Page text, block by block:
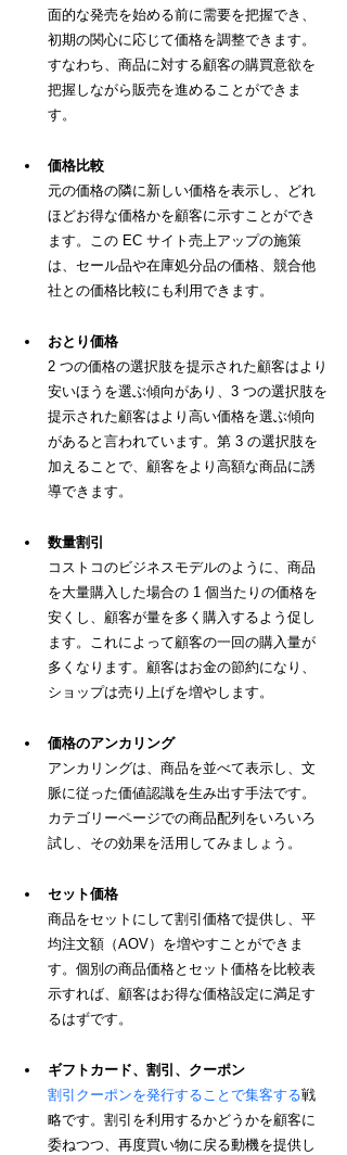
面的な発売を始める前に需要を把握でき、
初期の関心に応じて価格を調整できます。
すなわち、商品に対する顧客の購買意欲を
把握しながら販売を進めることができま
す。
価格比較
元の価格の隣に新しい価格を表示し、どれ
ほどお得な価格かを顧客に示すことができ
ます。この EC サイト売上アップの施策
は、セール品や在庫処分品の価格、競合他
社との価格比較にも利用できます。
おとり価格
2 つの価格の選択肢を提示された顧客はより
安いほうを選ぶ傾向があり、3 つの選択肢を
提示された顧客はより高い価格を選ぶ傾向
があると言われています。第 3 の選択肢を
加えることで、顧客をより高額な商品に誘
導できます。
数量割引
コストコのビジネスモデルのように、商品
を大量購入した場合の 1 個当たりの価格を
安くし、顧客が量を多く購入するよう促し
ます。これによって顧客の一回の購入量が
多くなります。顧客はお金の節約になり、
ショップは売り上げを増やします。
価格のアンカリング
アンカリングは、商品を並べて表示し、文
脈に従った価値認識を生み出す手法です。
カテゴリーページでの商品配列をいろいろ
試し、その効果を活用してみましょう。
セット価格
商品をセットにして割引価格で提供し、平
均注文額（AOV）を増やすことができま
す。個別の商品価格とセット価格を比較表
示すれば、顧客はお得な価格設定に満足す
るはずです。
ギフトカード、割引、クーポン
割引クーポンを発行することで集客する戦
略です。 割引を利用するかどうかを顧客に
委ねつつ、再度買い物に戻る動機を提供し